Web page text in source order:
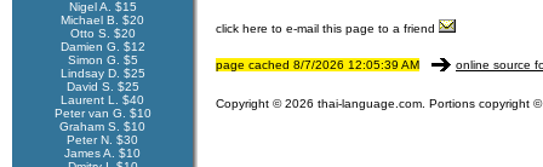
Nigel A. $15
Michael B. $20
Otto S. $20
Damien G. $12
Simon G. $5
Lindsay D. $25
David S. $25
Laurent L. $40
Peter van G. $10
Graham S. $10
Peter N. $30
James A. $10
click here to e-mail this page to a friend
page cached 8/7/2026 12:05:39 AM online source
Copyright © 2026 thai-language.com. Portions copyright